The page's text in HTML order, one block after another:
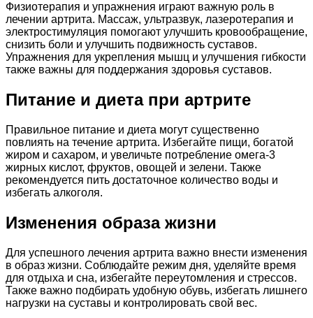
Физиотерапия и упражнения играют важную роль в
лечении артрита. Массаж, ультразвук, лазеротерапия и
электростимуляция помогают улучшить кровообращение,
снизить боли и улучшить подвижность суставов.
Упражнения для укрепления мышц и улучшения гибкости
также важны для поддержания здоровья суставов.
Питание и диета при артрите
Правильное питание и диета могут существенно
повлиять на течение артрита. Избегайте пищи, богатой
жиром и сахаром, и увеличьте потребление омега-3
жирных кислот, фруктов, овощей и зелени. Также
рекомендуется пить достаточное количество воды и
избегать алкоголя.
Изменения образа жизни
Для успешного лечения артрита важно внести изменения
в образ жизни. Соблюдайте режим дня, уделяйте время
для отдыха и сна, избегайте переутомления и стрессов.
Также важно подбирать удобную обувь, избегать лишнего
нагрузки на суставы и контролировать свой вес.